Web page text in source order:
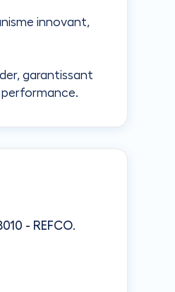
innovant,
garantissant
- REFCO.